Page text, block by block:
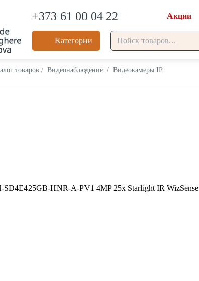
+373 61 00 04 22 Акции
Категории
товаров / Видеонаблюдение / Видеокамеры IP